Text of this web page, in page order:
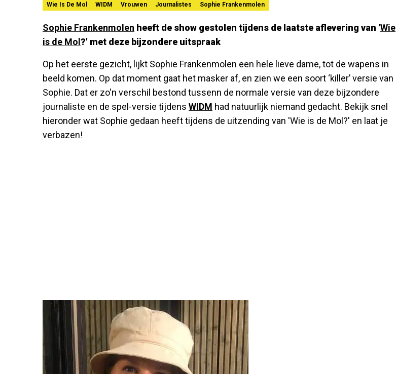
Wie Is De Mol WIDM Vrouwen Journalistes Sophie Frankenmolen
Sophie Frankenmolen heeft de show gestolen tijdens de laatste aflevering van 'Wie
is de Mol ?' met deze bijzondere uitspraak
Op het eerste gezicht, lijkt Sophie Frankenmolen een hele lieve dame, tot de wapens in
beeld komen. Op dat moment gaat het masker af, en zien we een soort ‘killer’ versie van
Sophie. Dat er zo'n verschil bestond tussenn de normale versie van deze bijzondere
journaliste en de spel-versie tijdens WIDM had natuurlijk niemand gedacht. Bekijk snel
hieronder wat Sophie gedaan heeft tijdens de uitzending van 'Wie is de Mol?' en laat je
verbazen!